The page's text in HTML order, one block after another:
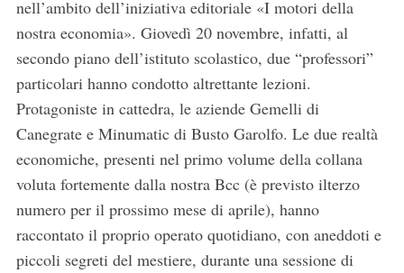
nell’ambito dell’iniziativa editoriale «I motori della
nostra economia». Giovedì 20 novembre, infatti, al
secondo piano dell’istituto scolastico, due “professori”
particolari hanno condotto altrettante lezioni.
Protagoniste in cattedra, le aziende Gemelli di
Canegrate e Minumatic di Busto Garolfo. Le due realtà
economiche, presenti nel primo volume della collana
voluta fortemente dalla nostra Bcc (è previsto ilterzo
numero per il prossimo mese di aprile), hanno
raccontato il proprio operato quotidiano, con aneddoti e
piccoli segreti del mestiere, durante una sessione di